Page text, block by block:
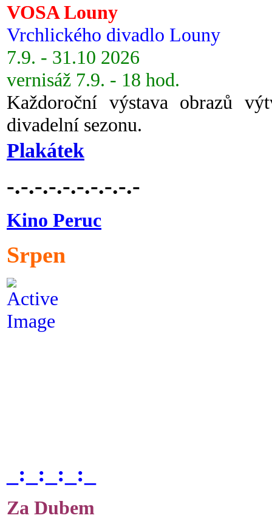
VOSA Louny
Vrchlického divadlo Louny
7.9. - 31.10 2026
vernisáž 7.9. - 18 hod.
Každoroční výstava obrazů
divadelní sezonu.
Plakátek
-.-.-.-.-.-.-.-.-.-
Kino Peruc
Srpen
_:_:_:_:_
Za Dubem